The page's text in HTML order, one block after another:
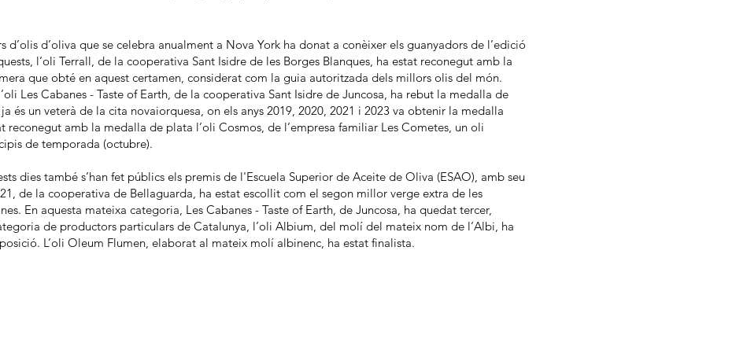
d’olis d’oliva que se celebra anualment a Nova York ha donat a conèixer els guanyadors de l’edició
l’oli Terrall, de la cooperativa Sant Isidre de les Borges Blanques, ha estat reconegut amb la
que obté en aquest certamen, considerat com la guia autoritzada dels millors olis del món.
Les Cabanes - Taste of Earth, de la cooperativa Sant Isidre de Juncosa, ha rebut la medalla de
és un veterà de la cita novaiorquesa, on els anys 2019, 2020, 2021 i 2023 va obtenir la medalla
reconegut amb la medalla de plata l’oli Cosmos, de l’empresa familiar Les Cometes, un oli
de temporada (octubre).
dies també s’han fet públics els premis de l'Escuela Superior de Aceite de Oliva (ESAO), amb seu
de la cooperativa de Bellaguarda, ha estat escollit com el segon millor verge extra de les
En aquesta mateixa categoria, Les Cabanes - Taste of Earth, de Juncosa, ha quedat tercer,
de productors particulars de Catalunya, l’oli Albium, del molí del mateix nom de l’Albi, ha
L’oli Oleum Flumen, elaborat al mateix molí albinenc, ha estat finalista.